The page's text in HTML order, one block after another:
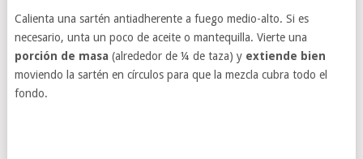
Calienta una sartén antiadherente a fuego medio-alto. Si es
necesario, unta un poco de aceite o mantequilla. Vierte una
porción de masa (alrededor de ¼ de taza) y extiende bien
moviendo la sartén en círculos para que la mezcla cubra todo el
fondo.